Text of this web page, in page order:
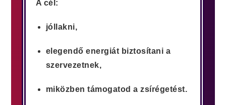
A cél:
jóllakni,
elegendő energiát biztosítani a
szervezetnek,
miközben támogatod a zsírégetést.